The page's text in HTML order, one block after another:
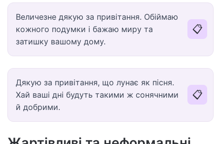
Величезне дякую за привітання. Обіймаю
кожного подумки і бажаю миру та
затишку вашому дому.
📋
Дякую за привітання, що лунає як пісня.
Хай ваші дні будуть такими ж сонячними
й добрими.
📋